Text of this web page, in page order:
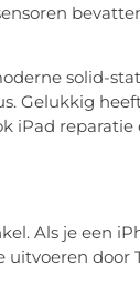
solid-
Gelukkig
iPad
Als je een
door